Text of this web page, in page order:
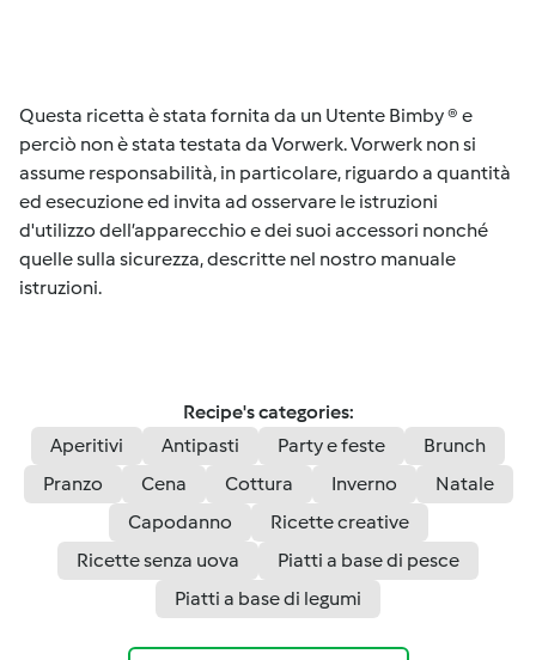
Questa ricetta è stata fornita da un Utente Bimby ® e
perciò non è stata testata da Vorwerk. Vorwerk non si
assume responsabilità, in particolare, riguardo a quantità
ed esecuzione ed invita ad osservare le istruzioni
d'utilizzo dell’apparecchio e dei suoi accessori nonché
quelle sulla sicurezza, descritte nel nostro manuale
istruzioni.
Recipe's categories:
Aperitivi
Antipasti Party e feste
Brunch
Pranzo
Cena Cottura Inverno
Natale
Capodanno
Ricette creative
Ricette senza uova
Piatti a base di pesce
Piatti a base di legumi